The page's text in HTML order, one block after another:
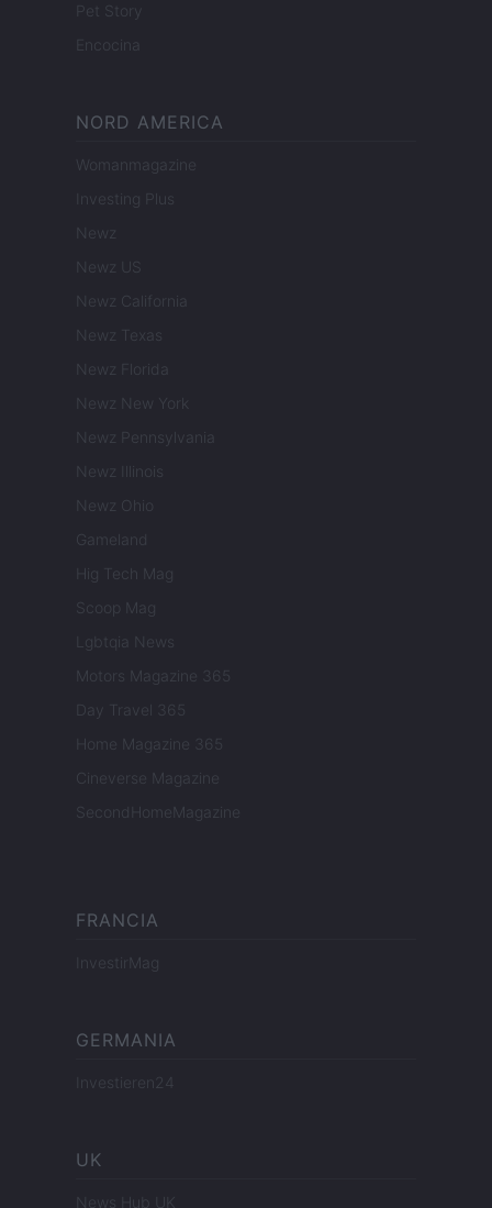
Pet Story
Encocina
NORD AMERICA
Womanmagazine
Investing Plus
Newz
Newz US
Newz California
Newz Texas
Newz Florida
Newz New York
Newz Pennsylvania
Newz Illinois
Newz Ohio
Gameland
Hig Tech Mag
Scoop Mag
Lgbtqia News
Motors Magazine 365
Day Travel 365
Home Magazine 365
Cineverse Magazine
SecondHomeMagazine
FRANCIA
InvestirMag
GERMANIA
Investieren24
UK
News Hub UK